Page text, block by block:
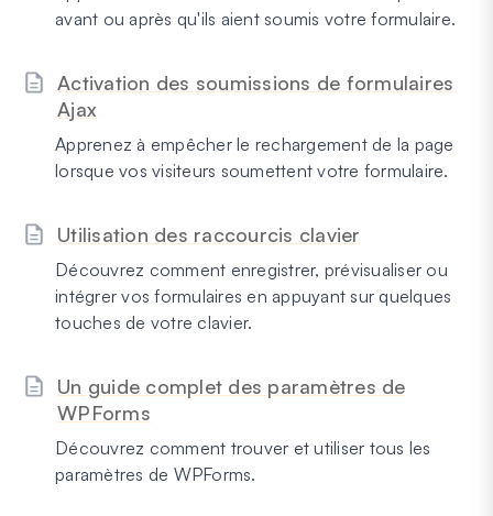
avant ou après qu'ils aient soumis votre formulaire.
Activation des soumissions de formulaires
Ajax
Apprenez à empêcher le rechargement de la page
lorsque vos visiteurs soumettent votre formulaire.
Utilisation des raccourcis clavier
Découvrez comment enregistrer, prévisualiser ou
intégrer vos formulaires en appuyant sur quelques
touches de votre clavier.
Un guide complet des paramètres de
WPForms
Découvrez comment trouver et utiliser tous les
paramètres de WPForms.